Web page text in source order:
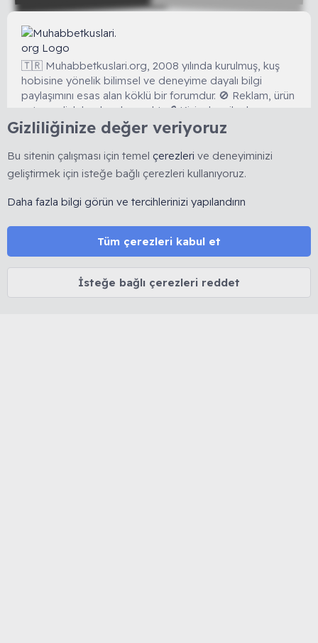
🇹🇷 Muhabbetkuslari.org, 2008 yılında kurulmuş, kuş
hobisine yönelik bilimsel ve deneyime dayalı bilgi
paylaşımını esas alan köklü bir forumdur. 🚫 Reklam, ürün
satışı ve link bırakmak yasaktır. 🔒 Kişisel veriler korunur.
⚖️ Tüm içerikler 5846 sayılı Fikir ve Sanat Eserleri Kanunu
kapsamında olup izinsiz kopyalanamaz.
MUHABBET KUŞU HAKKINDA
Cinsiyet belirleme
Mutasyon ve Renkler
Kuşlarda Halsizlik ve Kabarma
Gizliliğinize değer veriyoruz
Bu sitenin çalışması için temel çerezleri ve deneyiminizi
geliştirmek için isteğe bağlı çerezleri kullanıyoruz.
Daha fazla bilgi görün ve tercihlerinizi yapılandırın
Tüm çerezleri kabul et
İsteğe bağlı çerezleri reddet